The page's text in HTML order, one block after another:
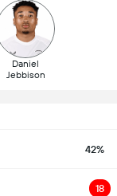
Daniel
Jebbison
42%
18